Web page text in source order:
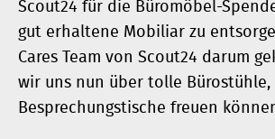
Scout24 für die Büromöbel-
gut erhaltene Mobiliar zu
Cares Team von Scout24 darum
wir uns nun über tolle Bürostühle,
Besprechungstische freuen